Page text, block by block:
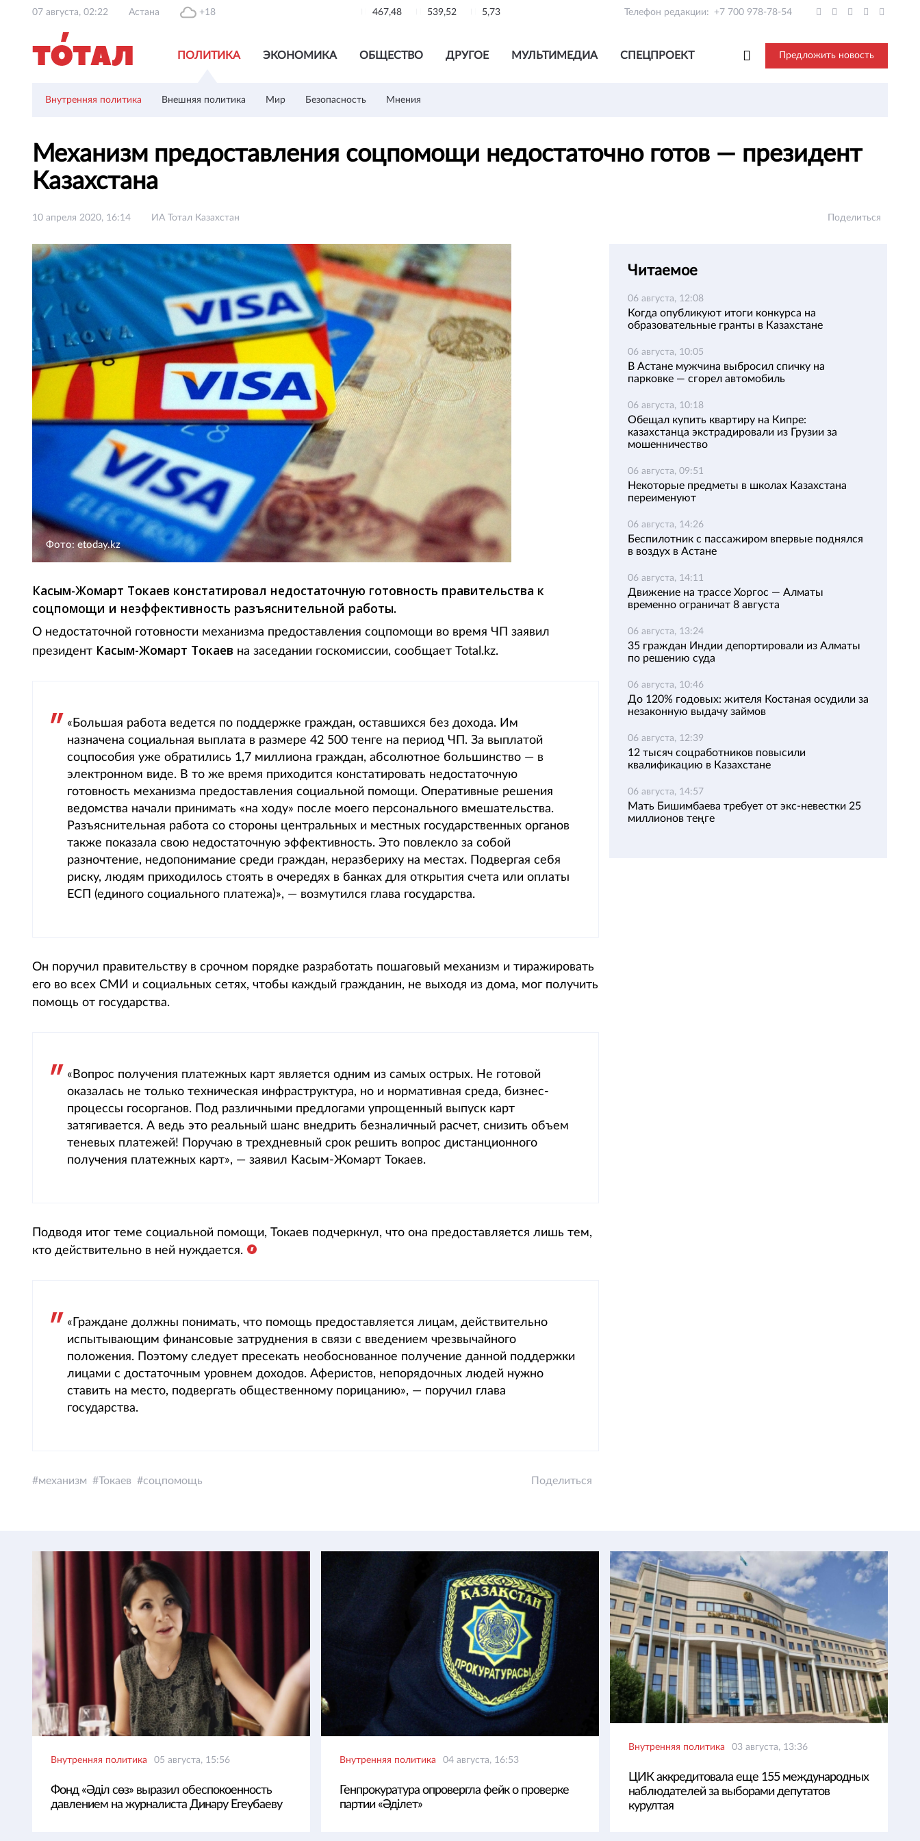
07 августа, 02:22 Астана +18 467,48 539,52 5,73 Телефон редакции: +7 700 978-78-54
ПОЛИТИКА ЭКОНОМИКА ОБЩЕСТВО ДРУГОЕ МУЛЬТИМЕДИА СПЕЦПРОЕКТ Предложить новость
Внутренняя политика Внешняя политика Мир Безопасность Мнения
Механизм предоставления соцпомощи недостаточно готов — президент
Казахстана
10 апреля 2020, 16:14 ИА Тотал Казахстан Поделиться
Фото: etoday.kz
Касым-Жомарт Токаев констатировал недостаточную готовность правительства к
соцпомощи и неэффективность разъяснительной работы.
О недостаточной готовности механизма предоставления соцпомощи во время ЧП заявил
президент Касым-Жомарт Токаев на заседании госкомиссии, сообщает Total.kz.
«Большая работа ведется по поддержке граждан, оставшихся без дохода. Им
назначена социальная выплата в размере 42 500 тенге на период ЧП. За выплатой
соцпособия уже обратились 1,7 миллиона граждан, абсолютное большинство — в
электронном виде. В то же время приходится констатировать недостаточную
готовность механизма предоставления социальной помощи. Оперативные решения
ведомства начали принимать «на ходу» после моего персонального вмешательства.
Разъяснительная работа со стороны центральных и местных государственных органов
также показала свою недостаточную эффективность. Это повлекло за собой
разночтение, недопонимание среди граждан, неразбериху на местах. Подвергая себя
риску, людям приходилось стоять в очередях в банках для открытия счета или оплаты
ЕСП (единого социального платежа)», — возмутился глава государства.
Он поручил правительству в срочном порядке разработать пошаговый механизм и тиражировать
его во всех СМИ и социальных сетях, чтобы каждый гражданин, не выходя из дома, мог получить
помощь от государства.
«Вопрос получения платежных карт является одним из самых острых. Не готовой
оказалась не только техническая инфраструктура, но и нормативная среда, бизнес-
процессы госорганов. Под различными предлогами упрощенный выпуск карт
затягивается. А ведь это реальный шанс внедрить безналичный расчет, снизить объем
теневых платежей! Поручаю в трехдневный срок решить вопрос дистанционного
получения платежных карт», — заявил Касым-Жомарт Токаев.
Подводя итог теме социальной помощи, Токаев подчеркнул, что она предоставляется лишь тем,
кто действительно в ней нуждается.
«Граждане должны понимать, что помощь предоставляется лицам, действительно
испытывающим финансовые затруднения в связи с введением чрезвычайного
положения. Поэтому следует пресекать необоснованное получение данной поддержки
лицами с достаточным уровнем доходов. Аферистов, непорядочных людей нужно
ставить на место, подвергать общественному порицанию», — поручил глава
государства.
механизм Токаев соцпомощь Поделиться
Читаемое
06 августа, 12:08
Когда опубликуют итоги конкурса на
образовательные гранты в Казахстане
06 августа, 10:05
В Астане мужчина выбросил спичку на
парковке — сгорел автомобиль
06 августа, 10:18
Обещал купить квартиру на Кипре:
казахстанца экстрадировали из Грузии за
мошенничество
06 августа, 09:51
Некоторые предметы в школах Казахстана
переименуют
06 августа, 14:26
Беспилотник с пассажиром впервые поднялся
в воздух в Астане
06 августа, 14:11
Движение на трассе Хоргос — Алматы
временно ограничат 8 августа
06 августа, 13:24
35 граждан Индии депортировали из Алматы
по решению суда
06 августа, 10:46
До 120% годовых: жителя Костаная осудили за
незаконную выдачу займов
06 августа, 12:39
12 тысяч соцработников повысили
квалификацию в Казахстане
06 августа, 14:57
Мать Бишимбаева требует от экс-невестки 25
миллионов теңге
Внутренняя политика 05 августа, 15:56
Фонд «Әділ сөз» выразил обеспокоенность
давлением на журналиста Динару Егеубаеву
Внутренняя политика 04 августа, 16:53
Генпрокуратура опровергла фейк о проверке
партии «Әділет»
Внутренняя политика 03 августа, 13:36
ЦИК аккредитовала еще 155 международных
наблюдателей за выборами депутатов
курултая